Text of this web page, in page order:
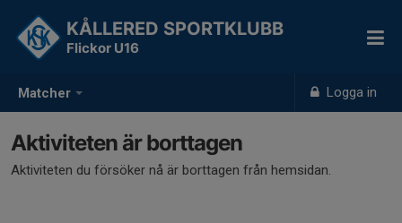
Matcher Logga in
KÅLLERED SPORTKLUBB
Flickor U16
Aktiviteten är borttagen
Aktiviteten du försöker nå är borttagen från hemsidan.